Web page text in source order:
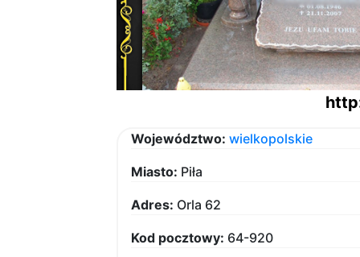
Województwo: wielkopolskie
Miasto: Piła
Adres: Orla 62
Kod pocztowy: 64-920